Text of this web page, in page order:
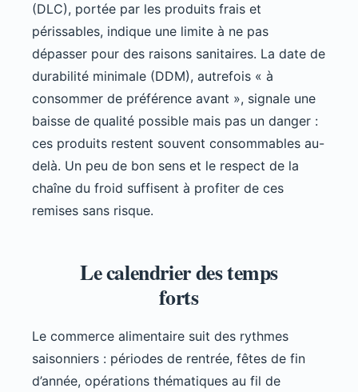
(DLC), portée par les produits frais et
périssables, indique une limite à ne pas
dépasser pour des raisons sanitaires. La date de
durabilité minimale (DDM), autrefois « à
consommer de préférence avant », signale une
baisse de qualité possible mais pas un danger :
ces produits restent souvent consommables au-
delà. Un peu de bon sens et le respect de la
chaîne du froid suffisent à profiter de ces
remises sans risque.
Le calendrier des temps
forts
Le commerce alimentaire suit des rythmes
saisonniers : périodes de rentrée, fêtes de fin
d’année, opérations thématiques au fil de